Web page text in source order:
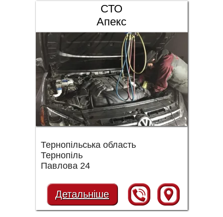
СТО
Апекс
Тернопільська область
Тернопіль
Павлова 24
Детальніше